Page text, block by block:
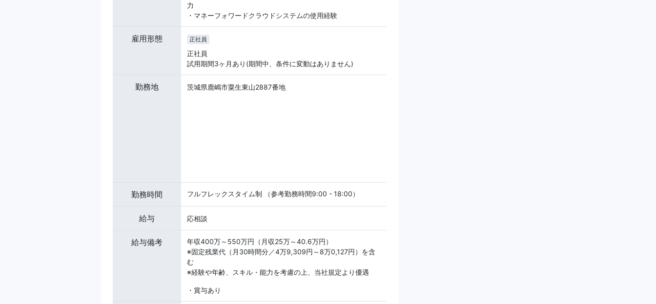
力
・マネーフォワードクラウドシステムの使用経験
雇用形態 正社員
正社員
試用期間3ヶ月あり(期間中、条件に変動はありません)
勤務地 茨城県鹿嶋市粟生東山2887番地
勤務時間 フルフレックスタイム制 （参考勤務時間9:00 - 18:00）
給与 応相談
給与備考
年収400万～550万円（月収25万～40.6万円）
※固定残業代（月30時間分／4万9,309円～8万0,127円）を含
む
※経験や年齢、スキル・能力を考慮の上、当社規定より優遇
・賞与あり